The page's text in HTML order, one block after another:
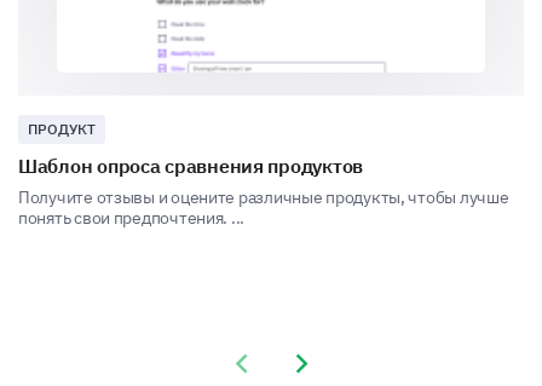
Our Product
Undecided
ПРОДУКТ
Шаблон опроса сравнения продуктов
Получите отзывы и оцените различные продукты, чтобы лучше
понять свои предпочтения. ...
Previous slide
Next slide